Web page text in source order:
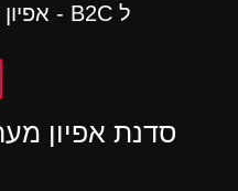
ל B2C - אפיון מערכת מלצרים
סדנת אפיון